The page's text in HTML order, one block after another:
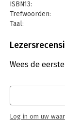
Walmarts, the
the Ping Ans, the
ISBN13:
Trefwoorden:
Taal:
Aantal pagina's:
Druk:
Wees de
Log in om uw